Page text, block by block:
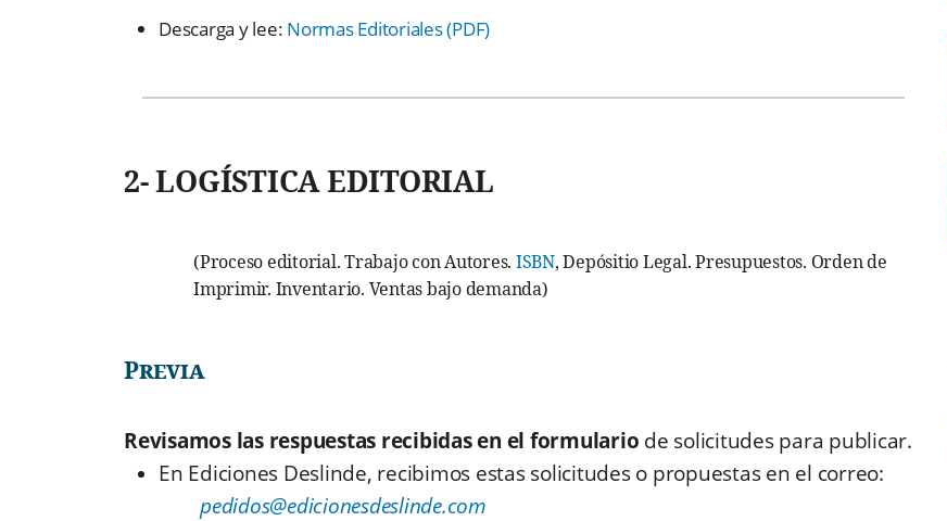
Descarga y lee: Normas Editoriales (PDF)
2- LOGÍSTICA EDITORIAL
(Proceso editorial. Trabajo con Autores. ISBN, Depósitio Legal. Presupuestos. Orden de
Imprimir. Inventario. Ventas bajo demanda)
Previa
Revisamos las respuestas recibidas en el formulario de solicitudes para publicar.
En Ediciones Deslinde, recibimos estas solicitudes o propuestas en el correo:
pedidos@edicionesdeslinde.com